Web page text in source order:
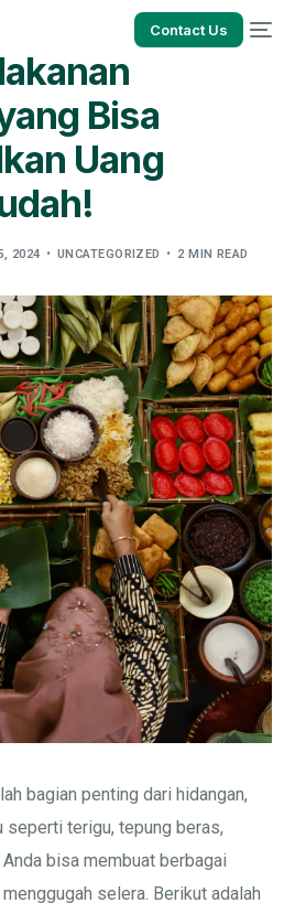
Contact Us
Bisa
Uang
2024 UNCATEGORIZED 2 MIN READ
bagian penting dari hidangan,
seperti terigu, tepung beras,
bisa membuat berbagai
selera. Berikut adalah